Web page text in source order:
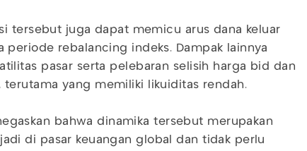
tersebut juga dapat memicu arus dana keluar
periode rebalancing indeks. Dampak lainnya
pasar serta pelebaran selisih harga bid dan
terutama yang memiliki likuiditas rendah.
bahwa dinamika tersebut merupakan
di pasar keuangan global dan tidak perlu